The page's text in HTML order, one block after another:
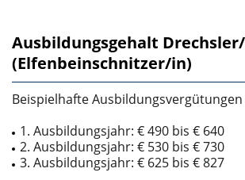
Ausbildungsgehalt
(Elfenbeinschnitzer/in)
Beispielhafte
1. Ausbildungsjahr: € 490 bis € 640
2. Ausbildungsjahr: € 530 bis € 730
3. Ausbildungsjahr: € 625 bis € 827